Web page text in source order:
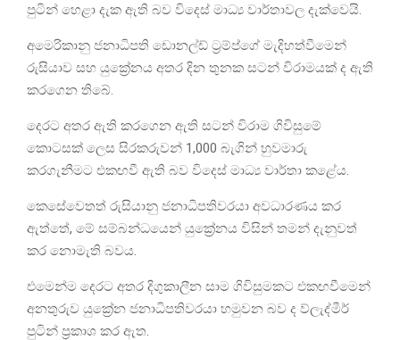
පුටින් හෙළා දැක ඇති බව විදෙස් මාධ්‍ය වාර්තාවල දැක්වෙයි.
අමෙරිකානු ජනාධිපති ඩොනල්ඩ් ට්‍රම්ප්ගේ මැදිහත්වීමෙන්
රුසියාව සහ යුක්‍රේනය අතර දින තුනක සටන් විරාමයක් ද ඇති
කරගෙන තිබේ.
දෙරට අතර ඇති කරගෙන ඇති සටන් විරාම ගිවිසුමේ
කොටසක් ලෙස සිරකරුවන් 1,000 බැගින් හුවමාරු
කරගැනීමට එකඟවී ඇති බව විදෙස් මාධ්‍ය වාර්තා කළේය.
කෙසේවෙතත් රුසියානු ජනාධිපතිවරයා අවධාරණය කර
ඇත්තේ, මේ සම්බන්ධයෙන් යුක්‍රේනය විසින් තමන් දැනුවත්
කර නොමැති බවය.
එමෙන්ම දෙරට අතර දිගුකාලීන සාම ගිවිසුමකට එකඟවීමෙන්
අනතුරුව යුක්‍රේන ජනාධිපතිවරයා හමුවන බව ද ව්ලැද්මීර්
පුටින් ප්‍රකාශ කර ඇත.